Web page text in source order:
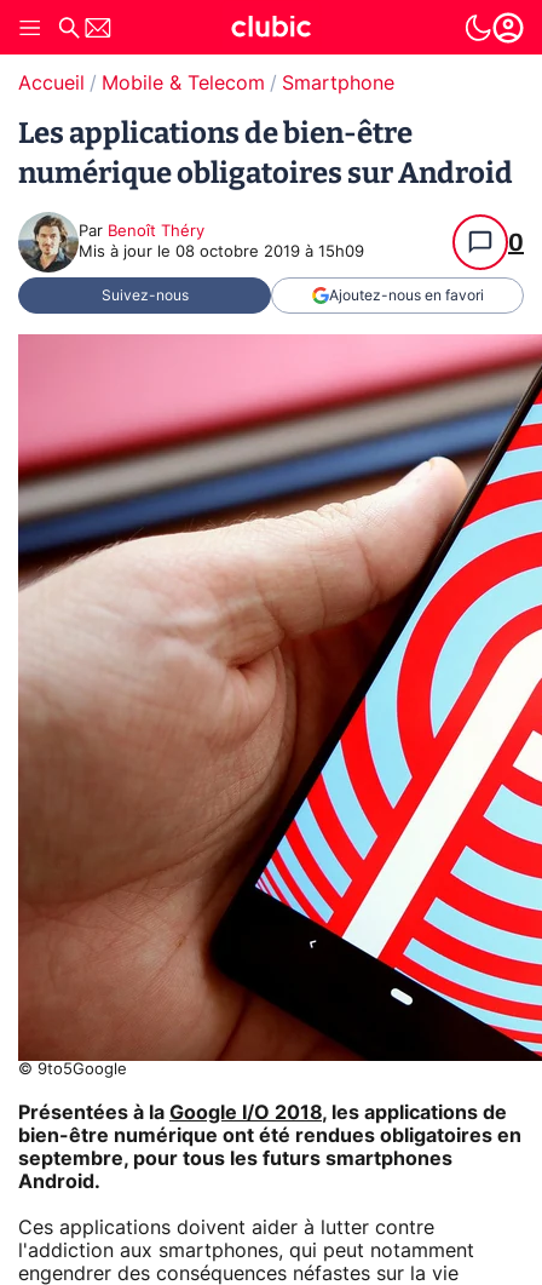
Accueil Mobile & Telecom Smartphone
Les applications de bien-être
numérique obligatoires sur Android
Par Benoît Théry
Mis à jour le 08 octobre 2019 à 15h09 0
Suivez-nous Ajoutez-nous en favori
© 9to5Google
Présentées à la Google I/O 2018, les applications de
bien-être numérique ont été rendues obligatoires en
septembre, pour tous les futurs smartphones
Android.
Ces applications doivent aider à lutter contre
l'addiction aux smartphones, qui peut notamment
engendrer des conséquences néfastes sur la vie